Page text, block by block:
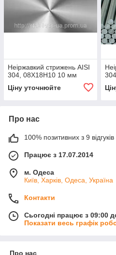
Неіржавкий стрижень AISI
304, 08Х18Н10 10 мм
Ціну уточнюйте
Про нас
100% позитивних з 9 відгуків
Працює з 17.07.2014
м. Одеса
Київ, Харків, Одеса, Україна
Контакти
Сьогодні працює з 09:00
Показати весь графік
Про нас